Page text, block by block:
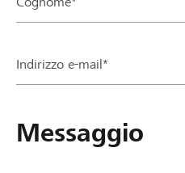
Partner / Banche
Registrazione
Indirizzo e-mail*
Messaggio